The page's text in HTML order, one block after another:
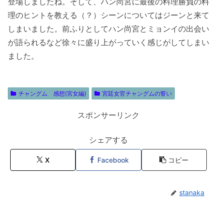
理のヒントを教える（？）シーンについてはジーンと来て
しまいました。前ふりとしてハン尚宮とミョンイの出会い
が語られるなど徐々に盛り上がっていく感じがしてしまい
ました。
チャングム 感想(宮女編) 宮廷女官チャングムの誓い
スポンサーリンク
シェアする
X Facebook コピー
stanaka